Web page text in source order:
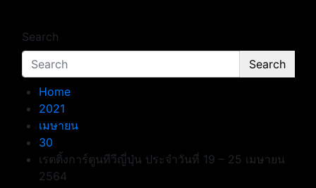
Search
Search
Home
2021
เมษายน
30
เรตติ้งการ์ตูนทีวีญี่ปุ่น ประจำวันที่ 19 – 25 เมษายน
2564